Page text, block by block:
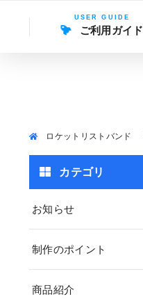
ご利用ガイド
ロケットリストバンド
カテゴリ
お知らせ
制作のポイント
商品紹介